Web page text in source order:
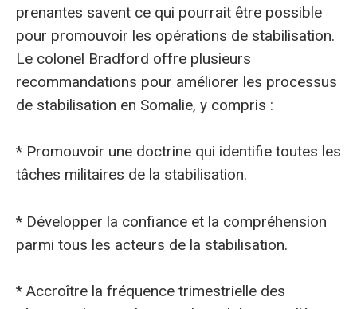
prenantes savent ce qui pourrait être possible
pour promouvoir les opérations de stabilisation.
Le colonel Bradford offre plusieurs
recommandations pour améliorer les processus
de stabilisation en Somalie, y compris :
* Promouvoir une doctrine qui identifie toutes les
tâches militaires de la stabilisation.
* Développer la confiance et la compréhension
parmi tous les acteurs de la stabilisation.
* Accroître la fréquence trimestrielle des